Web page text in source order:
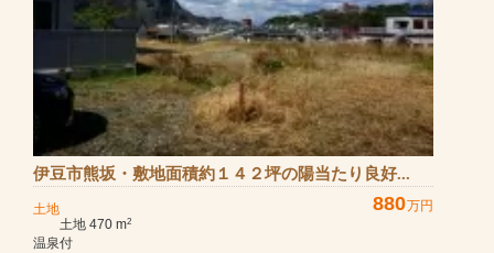
伊豆市熊坂・敷地面積約１４２坪の陽当たり良好...
土地 880万円
土地 470 m2
温泉付